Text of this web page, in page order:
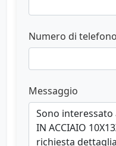
Numero di telefono
Messaggio